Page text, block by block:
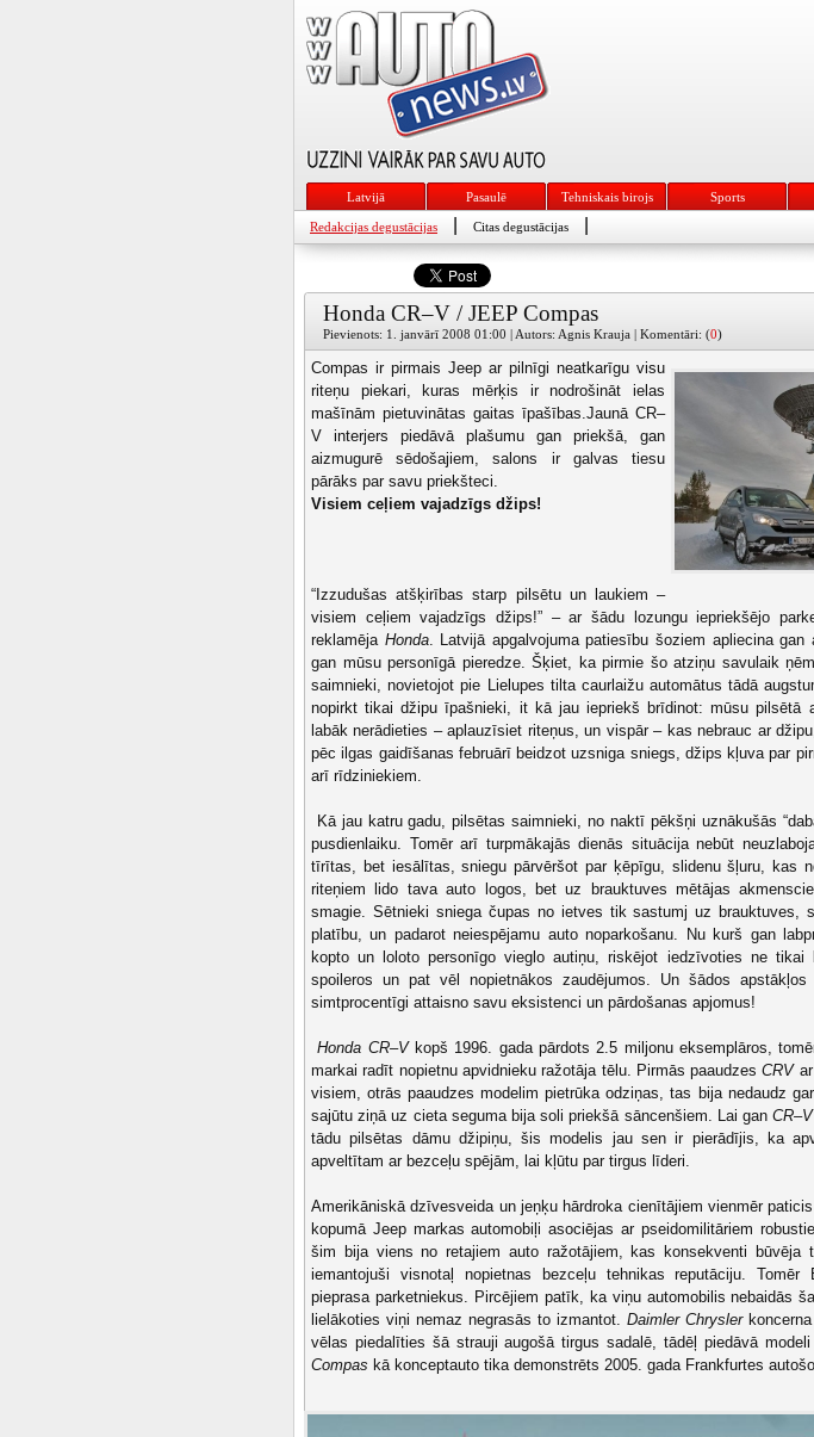
Latvijā Pasaulē Tehniskais birojs Sports
Redakcijas degustācijas Citas degustācijas
Honda CR–V / JEEP Compas
Pievienots: 1. janvārī 2008 01:00 | Autors: Agnis Krauja | Komentāri: (0)
Compas ir pirmais Jeep ar pilnīgi neatkarīgu visu
riteņu piekari, kuras mērķis ir nodrošināt ielas
mašīnām pietuvinātas gaitas īpašības.Jaunā CR–
V interjers piedāvā plašumu gan priekšā, gan
aizmugurē sēdošajiem, salons ir galvas tiesu
pārāks par savu priekšteci.
Visiem ceļiem vajadzīgs džips!
“Izzudušas atšķirības starp pilsētu un laukiem –
visiem ceļiem vajadzīgs džips!” – ar šādu lozungu iepriekšējo
reklamēja Honda. Latvijā apgalvojuma patiesību šoziem apliecina gan
gan mūsu personīgā pieredze. Šķiet, ka pirmie šo atziņu savulaik
saimnieki, novietojot pie Lielupes tilta caurlaižu automātus tādā
nopirkt tikai džipu īpašnieki, it kā jau iepriekš brīdinot: mūsu pilsētā
labāk nerādieties – aplauzīsiet riteņus, un vispār – kas nebrauc ar
pēc ilgas gaidīšanas februārī beidzot uzsniga sniegs, džips kļuva par
arī rīdziniekiem.
Kā jau katru gadu, pilsētas saimnieki, no naktī pēkšņi uznākušās
pusdienlaiku. Tomēr arī turpmākajās dienās situācija nebūt
tīrītas, bet iesālītas, sniegu pārvēršot par ķēpīgu, slidenu šļuru, kas
riteņiem lido tava auto logos, bet uz brauktuves mētājas
smagie. Sētnieki sniega čupas no ietves tik sastumj uz brauktuves,
platību, un padarot neiespējamu auto noparkošanu. Nu kurš gan
kopto un loloto personīgo vieglo autiņu, riskējot iedzīvoties ne tikai
spoileros un pat vēl nopietnākos zaudējumos. Un šādos
simtprocentīgi attaisno savu eksistenci un pārdošanas apjomus!
Honda CR–Vkopš 1996. gada pārdots 2.5 miljonu eksemplāros,
markai radīt nopietnu apvidnieku ražotāja tēlu. Pirmās paaudzesCRV
visiem, otrās paaudzes modelim pietrūka odziņas, tas bija nedaudz
sajūtu ziņā uz cieta seguma bija soli priekšā sāncenšiem. Lai ganCR–V
tādu pilsētas dāmu džipiņu, šis modelis jau sen ir pierādījis, ka
apveltītam ar bezceļu spējām, lai kļūtu par tirgus līderi.
Amerikāniskā dzīvesveida un jeņķu hārdroka cienītājiem vienmēr
kopumā Jeep markas automobiļi asociējas ar pseidomilitāriem
šim bija viens no retajiem auto ražotājiem, kas konsekventi būvēja
iemantojuši visnotaļ nopietnas bezceļu tehnikas reputāciju. Tomēr
pieprasa parketniekus. Pircējiem patīk, ka viņu automobilis nebaidās
lielākoties viņi nemaz negrasās to izmantot. Daimler Chryslerkoncerna
vēlas piedalīties šā strauji augošā tirgus sadalē, tādēļ piedāvā
Compas kā konceptauto tika demonstrēts 2005. gada Frankfurtes